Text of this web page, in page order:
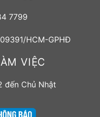
7799
HCM-GPHĐ
VIỆC
đến Chủ Nhật